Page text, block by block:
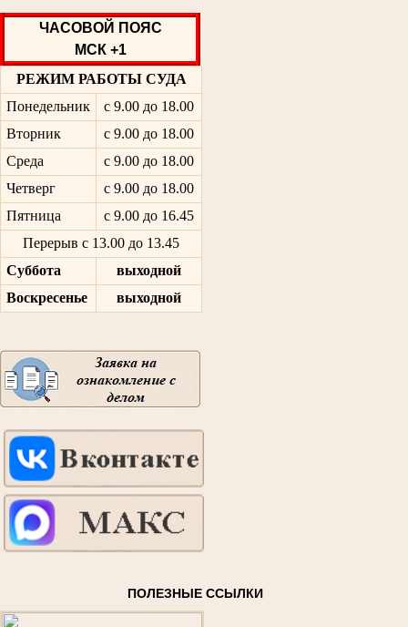
ЧАСОВОЙ ПОЯС
МСК +1
РЕЖИМ РАБОТЫ СУДА
Понедельник
с 9.00 до 18.00
Вторник
с 9.00 до 18.00
Среда
с 9.00 до 18.00
Четверг
с 9.00 до 18.00
Пятница
с 9.00 до 16.45
Перерыв с 13.00 до 13.45
Суббота
выходной
Воскресенье
выходной
ПОЛЕЗНЫЕ ССЫЛКИ